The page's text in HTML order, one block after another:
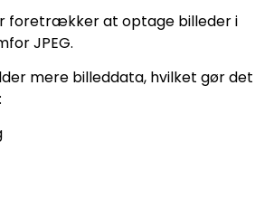
foretrækker at optage billeder i
JPEG.
mere billeddata, hvilket gør det